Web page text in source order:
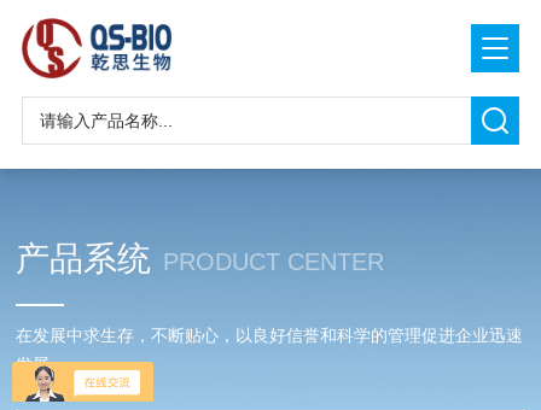
产品系统 PRODUCT CENTER
在发展中求生存，不断贴心，以良好信誉和科学的管理促进企业迅速
发展